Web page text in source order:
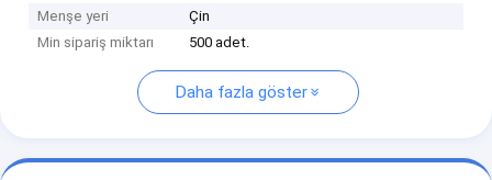
Menşe yeri
Çin
Min sipariş miktarı
500 adet.
Daha fazla göster